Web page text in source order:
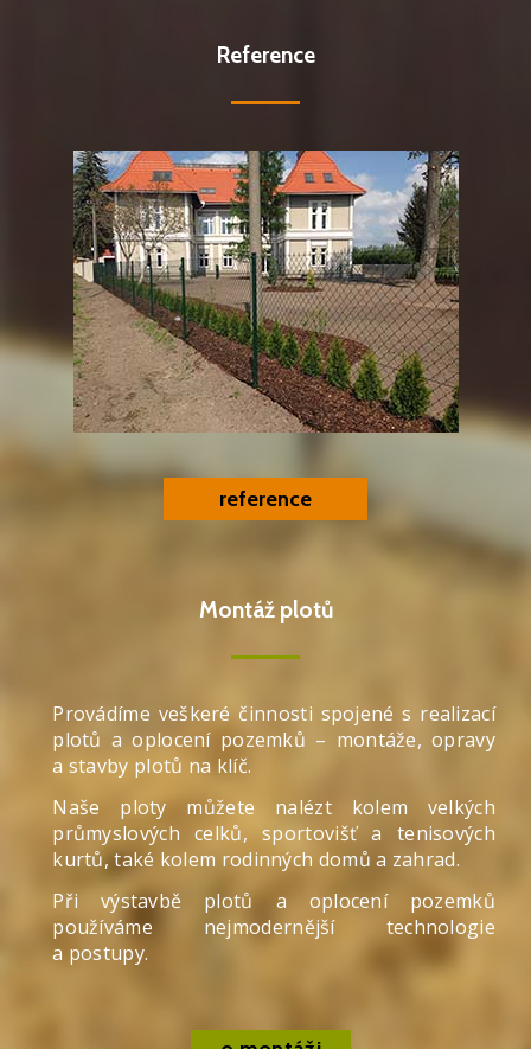
Reference
reference
Montáž plotů
Provádíme veškeré činnosti spojené s realizací
plotů a oplocení pozemků – montáže, opravy
a stavby plotů na klíč.
Naše ploty můžete nalézt kolem velkých
průmyslových celků, sportovišť a tenisových
kurtů, také kolem rodinných domů a zahrad.
Při výstavbě plotů a oplocení pozemků
používáme nejmodernější technologie
a postupy.